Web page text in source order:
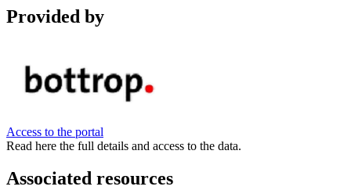
Provided by
Access to the portal
Read here the full details and access to the data.
Associated resources